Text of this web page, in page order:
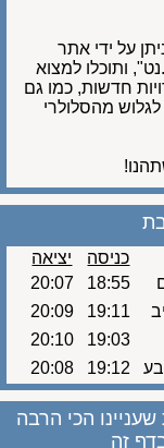
על ידי אתר
ותוכלו למצוא
חדשות, כמו גם
מהסלולרי
כניסה
יציאה
18:55
20:07
19:11
20:09
19:03
20:10
19:12
20:08
הכי הרבה
זה